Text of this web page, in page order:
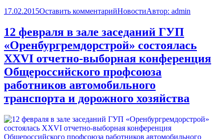
17.02.2015Оставить комментарийНовостиАвтор: admin
12 февраля в зале заседаний ГУП
«Оренбургремдорстрой» состоялась
XXVI отчетно-выборная конференция
Общероссийского профсоюза
работников автомобильного
транспорта и дорожного хозяйства